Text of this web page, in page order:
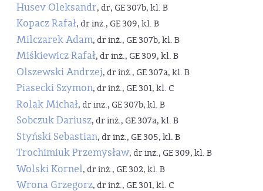
Husev Oleksandr, dr, GE 307b, kl. B
Kopacz Rafał, dr inż., GE 309, kl. B
Milczarek Adam, dr inż., GE 307b, kl. B
Miśkiewicz Rafał, dr inż., GE 309, kl. B
Olszewski Andrzej, dr inż., GE 307a, kl. B
Piasecki Szymon, dr inż., GE 301, kl. C
Rolak Michał, dr inż., GE 307b, kl. B
Sobczuk Dariusz, dr inż., GE 307a, kl. B
Styński Sebastian, dr inż., GE 305, kl. B
Trochimiuk Przemysław, dr inż., GE 309, kl. B
Wolski Kornel, dr inż., GE 302, kl. B
Wrona Grzegorz, dr inż., GE 301, kl. C